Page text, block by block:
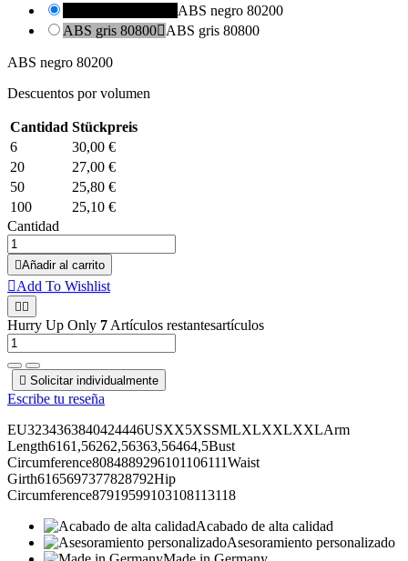
ABS negro 80200
ABS gris 80800ABS gris 80800
ABS negro 80200
Descuentos por volumen
Cantidad Stückpreis
6
30,00 €
20
27,00 €
50
25,80 €
100
25,10 €
Cantidad
Añadir al carrito
Add To Wishlist
 
Hurry Up Only 7Artículos restantesartículos
 Solicitar individualmente
Escribe tu reseña
EU3234363840424446USXX5XSSMLXLXXLXXLArm
Length6161,56262,56363,56464,5Bust
Circumference8084889296101106111Waist
Girth6165697377828792Hip
Circumference87919599103108113118
Acabado de alta calidad
Asesoramiento personalizado